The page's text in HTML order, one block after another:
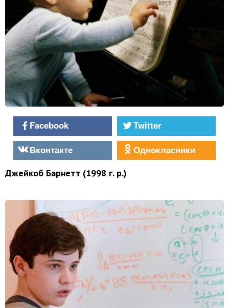
Facebook
Twitter
Вконтакте
Однокласники
Джейкоб Барнетт (1998 г. р.)